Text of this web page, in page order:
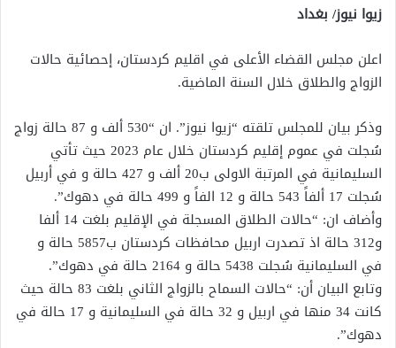
زيوا نيوز/ بغداد
اعلن مجلس القضاء الأعلى في اقليم كردستان، إحصائية حالات
الزواج والطلاق خلال السنة الماضية.
وذكر بيان للمجلس تلقته “زيوا نيوز”. ان “530 ألف و 87 حالة زواج
سُجلت في عموم إقليم كردستان خلال عام 2023 حيث تأتي
السليمانية في المرتبة الاولى ب20 ألف و 427 حالة و في أربيل
سُجلت 17 ألفاً 543 حالة و 12 الفاً و 499 حالة في دهوك”.
وأضاف ان: “حالات الطلاق المسجلة في الإقليم بلغت 14 ألفا
و312 حالة اذ تصدرت اربيل محافظات كردستان ب5857 حالة و
في السليمانية سُجلت 5438 حالة و 2164 حالة في دهوك”.
وتابع البيان أن: “حالات السماح بالزواج الثاني بلغت 83 حالة حيث
كانت 34 منها في اربيل و 32 حالة في السليمانية و 17 حالة في
دهوك”.